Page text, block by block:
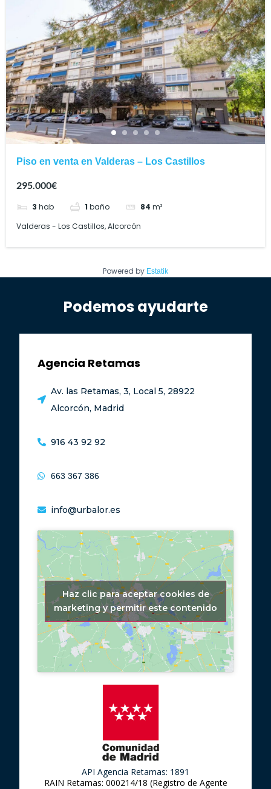
Piso en venta en Valderas – Los Castillos
295.000€
3 hab 1 baño 84 m²
Valderas - Los Castillos, Alcorcón
Powered by Estatik
Podemos ayudarte
Agencia Retamas
Av. las Retamas, 3, Local 5, 28922
Alcorcón, Madrid
916 43 92 92
663 367 386
info@urbalor.es
Haz clic para aceptar cookies de
marketing y permitir este contenido
API Agencia Retamas: 1891
RAIN Retamas: 000214/18 (Registro de Agente